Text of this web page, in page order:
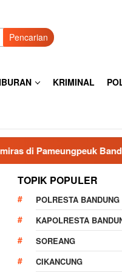
Pencarian
KRIMINAL
Bandung, Polisi
TOPIK POPULER
POLRESTA BANDUNG
KAPOLRESTA
SOREANG
CIKANCUNG